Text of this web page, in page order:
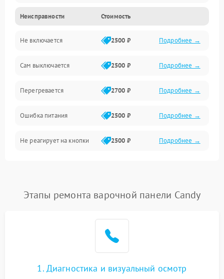
Неисправности Стоимость
Не включается 2500 ₽ Подробнее →
Сам выключается 2500 ₽ Подробнее →
Перегревается 2700 ₽ Подробнее →
Ошибка питания 2500 ₽ Подробнее →
Не реагирует на кнопки 2500 ₽ Подробнее →
Этапы ремонта варочной панели Candy
1. Диагностика и визуальный осмотр